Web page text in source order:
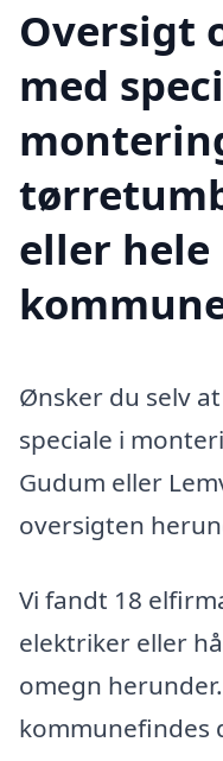
Oversigt
med
eller hele
Ønsker du selv
speciale i
Gudum eller
oversigten
Vi fandt 18
elektriker eller
omegn
kommunefindes